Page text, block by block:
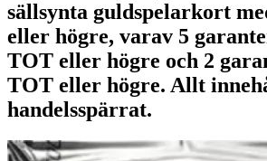
sällsynta guldspelarkort
eller högre, varav 5
TOT eller högre och 2
TOT eller högre. Allt
handelsspärrat.